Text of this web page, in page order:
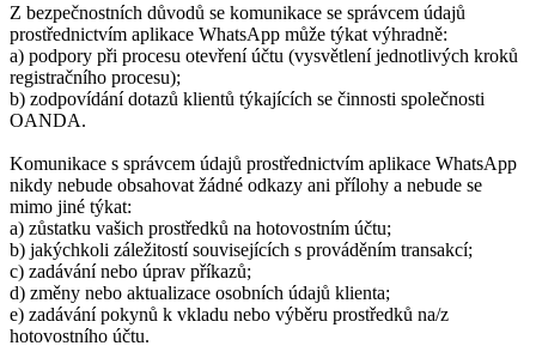
Z bezpečnostních důvodů se komunikace se správcem údajů
prostřednictvím aplikace WhatsApp může týkat výhradně:
a) podpory při procesu otevření účtu (vysvětlení jednotlivých kroků
registračního procesu);
b) zodpovídání dotazů klientů týkajících se činnosti společnosti
OANDA.
Komunikace s správcem údajů prostřednictvím aplikace WhatsApp
nikdy nebude obsahovat žádné odkazy ani přílohy a nebude se
mimo jiné týkat:
a) zůstatku vašich prostředků na hotovostním účtu;
b) jakýchkoli záležitostí souvisejících s prováděním transakcí;
c) zadávání nebo úprav příkazů;
d) změny nebo aktualizace osobních údajů klienta;
e) zadávání pokynů k vkladu nebo výběru prostředků na/z
hotovostního účtu.